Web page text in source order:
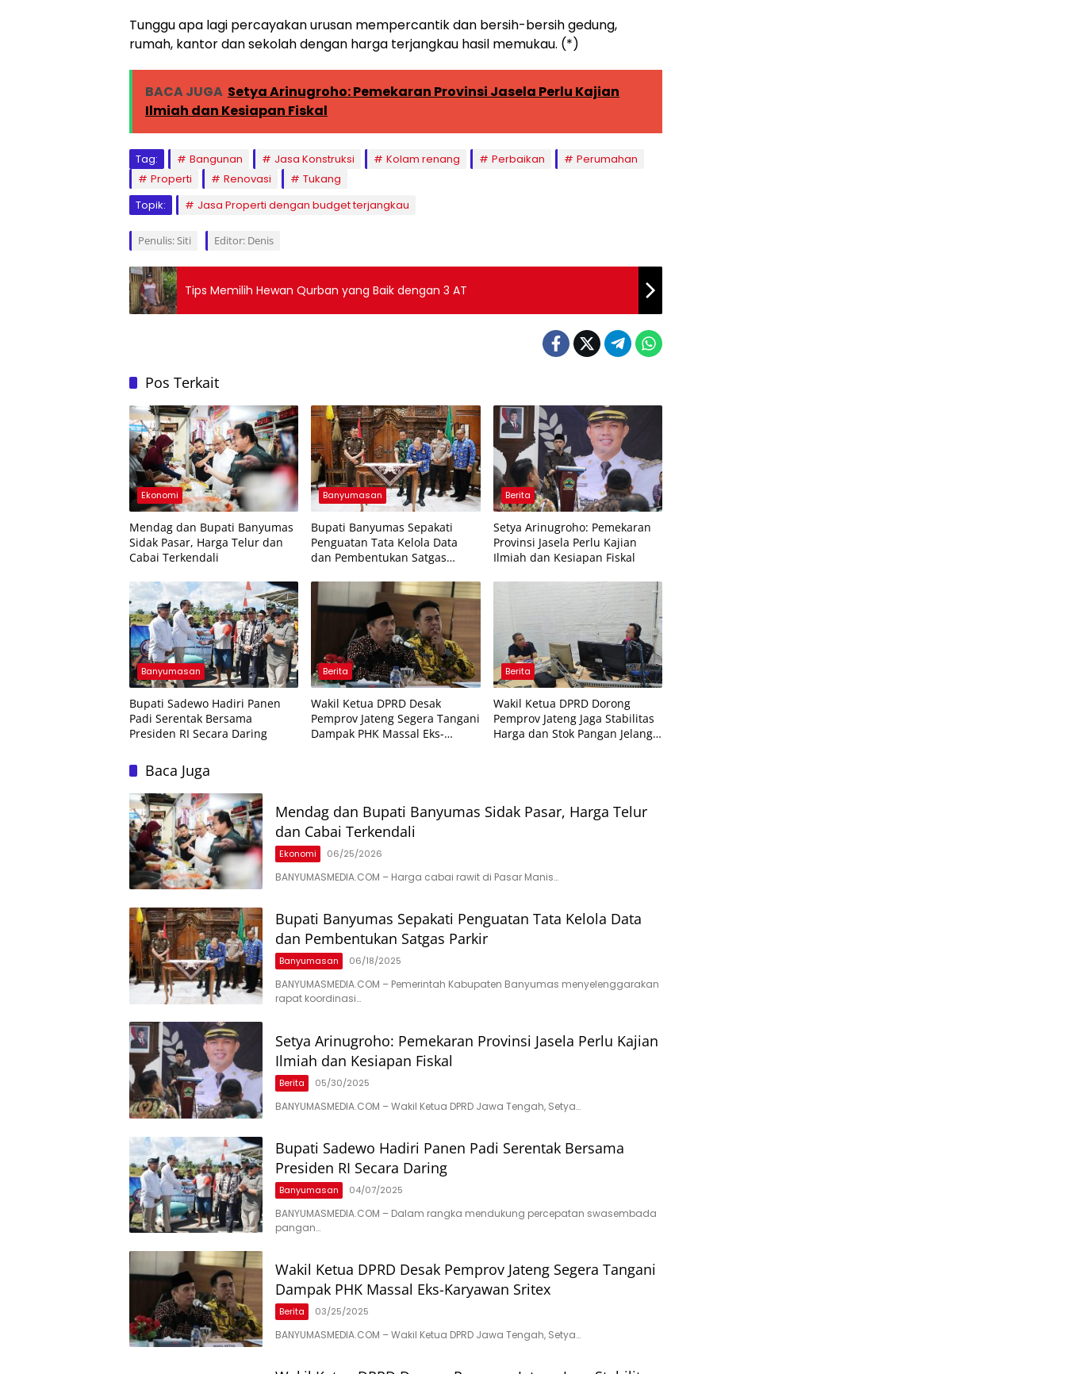
Tunggu apa lagi percayakan urusan mempercantik dan bersih-bersih gedung,
rumah, kantor dan sekolah dengan harga terjangkau hasil memukau. (*)
BACA JUGA Setya Arinugroho: Pemekaran Provinsi Jasela Perlu Kajian
Ilmiah dan Kesiapan Fiskal
Tag: Bangunan Jasa Konstruksi Kolam renang Perbaikan
Perumahan
Properti
Renovasi
Tukang
Topik:
Jasa Properti dengan budget terjangkau
Penulis: Siti Editor: Denis
Tips Memilih Hewan Qurban yang Baik dengan 3 AT
Pos Terkait
Ekonomi
Mendag dan Bupati Banyumas
Sidak Pasar, Harga Telur dan
Cabai Terkendali
Banyumasan
Bupati Banyumas Sepakati
Penguatan Tata Kelola Data
dan Pembentukan Satgas
Berita
Setya Arinugroho: Pemekaran
Provinsi Jasela Perlu Kajian
Ilmiah dan Kesiapan Fiskal
Banyumasan
Bupati Sadewo Hadiri Panen
Padi Serentak Bersama
Presiden RI Secara Daring
Berita
Wakil Ketua DPRD Desak
Pemprov Jateng Segera Tangani
Dampak PHK Massal Eks-
Berita
Wakil Ketua DPRD Dorong
Pemprov Jateng Jaga Stabilitas
Harga dan Stok Pangan Jelang
Baca Juga
Mendag dan Bupati Banyumas Sidak Pasar, Harga Telur
dan Cabai Terkendali
Ekonomi 06/25/2026
BANYUMASMEDIA.COM – Harga cabai rawit di Pasar Manis…
Bupati Banyumas Sepakati Penguatan Tata Kelola Data
dan Pembentukan Satgas Parkir
Banyumasan 06/18/2025
BANYUMASMEDIA.COM – Pemerintah Kabupaten Banyumas menyelenggarakan
rapat koordinasi…
Setya Arinugroho: Pemekaran Provinsi Jasela Perlu Kajian
Ilmiah dan Kesiapan Fiskal
Berita 05/30/2025
BANYUMASMEDIA.COM – Wakil Ketua DPRD Jawa Tengah, Setya…
Bupati Sadewo Hadiri Panen Padi Serentak Bersama
Presiden RI Secara Daring
Banyumasan 04/07/2025
BANYUMASMEDIA.COM – Dalam rangka mendukung percepatan swasembada
pangan…
Wakil Ketua DPRD Desak Pemprov Jateng Segera Tangani
Dampak PHK Massal Eks-Karyawan Sritex
Berita 03/25/2025
BANYUMASMEDIA.COM – Wakil Ketua DPRD Jawa Tengah, Setya…